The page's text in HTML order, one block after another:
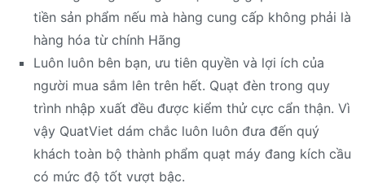
tiền sản phẩm nếu mà hàng cung cấp không phải là
hàng hóa từ chính Hãng
Luôn luôn bên bạn, ưu tiên quyền và lợi ích của
người mua sắm lên trên hết. Quạt đèn trong quy
trình nhập xuất đều được kiểm thử cực cẩn thận. Vì
vậy QuatViet dám chắc luôn luôn đưa đến quý
khách toàn bộ thành phẩm quạt máy đang kích cầu
có mức độ tốt vượt bậc.